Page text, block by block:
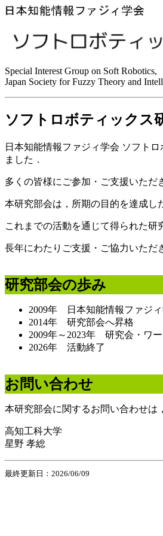
Special Interest Group on Soft Robotics,
Japan Society for Fuzzy Theory and
ソフトロボティックス
日本知能情報ファジィ学会 ソフト
ました．
多くの皆様にご参加・ご支援いただ
本研究部会は，所期の目的を達成し
これまでの活動を通じて得られた研
長年にわたりご支援・ご協力いただ
研究部会の歩み
2009年 日本知能情報ファジ
2014年 研究部会へ昇格
2009年～2023年 研究会・ワ
2026年 活動終了
お問い合わせ
本研究部会に関するお問い合わせは
高知工科大学
星野 孝総
最終更新日：2026/06/09